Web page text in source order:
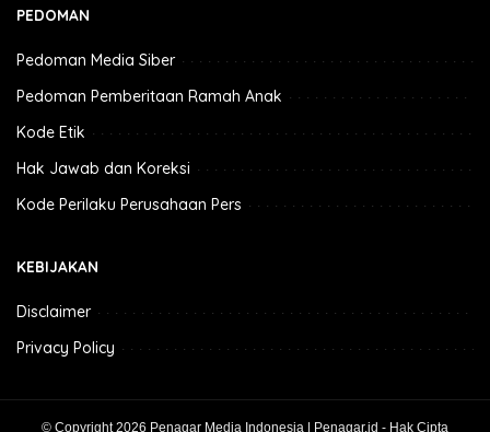
PEDOMAN
Pedoman Media Siber
Pedoman Pemberitaan Ramah Anak
Kode Etik
Hak Jawab dan Koreksi
Kode Perilaku Perusahaan Pers
KEBIJAKAN
Disclaimer
Privacy Policy
© Copyright 2026 Penagar Media Indonesia | Penagar.id - Hak Cipta